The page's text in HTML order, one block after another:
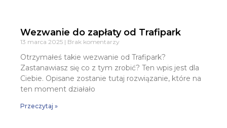
Wezwanie do zapłaty od Trafipark
13 marca 2025 Brak komentarzy
Otrzymałeś takie wezwanie od Trafipark?
Zastanawiasz się co z tym zrobić? Ten wpis jest dla
Ciebie. Opisane zostanie tutaj rozwiązanie, które na
ten moment działało
Przeczytaj »